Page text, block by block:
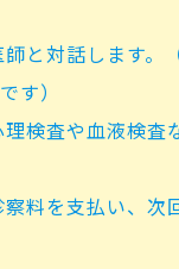
と対話します。
す）
検査や血液検査
料を支払い、次